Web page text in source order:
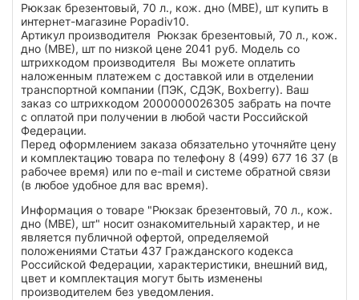
Рюкзак брезентовый, 70 л., кож. дно (МВЕ), шт купить в
интернет-магазине Popadiv10.
Артикул производителя Рюкзак брезентовый, 70 л., кож.
дно (МВЕ), шт по низкой цене 2041 руб. Модель со
штрихкодом производителя Вы можете оплатить
наложенным платежем с доставкой или в отделении
транспортной компании (ПЭК, СДЭК, Boxberry). Ваш
заказ со штрихкодом 2000000026305 забрать на почте
с оплатой при получении в любой части Российской
Федерации.
Перед оформлением заказа обязательно уточняйте цену
и комплектацию товара по телефону 8 (499) 677 16 37 (в
рабочее время) или по e-mail и системе обратной связи
(в любое удобное для вас время).
Информация о товаре "Рюкзак брезентовый, 70 л., кож.
дно (МВЕ), шт" носит ознакомительный характер, и не
является публичной офертой, определяемой
положениями Статьи 437 Гражданского кодекса
Российской Федерации, характеристики, внешний вид,
цвет и комплектация могут быть изменены
производителем без уведомления.